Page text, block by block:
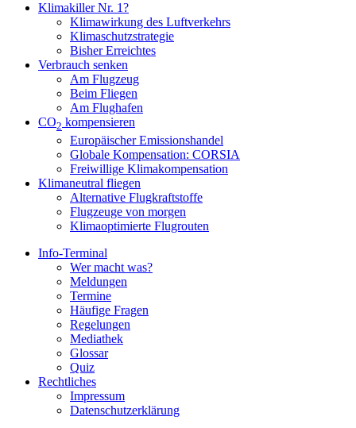
Klimakiller Nr. 1?
Klimawirkung des Luftverkehrs
Klimaschutzstrategie
Bisher Erreichtes
Verbrauch senken
Am Flugzeug
Beim Fliegen
Am Flughafen
CO2 kompensieren
Europäischer Emissionshandel
Globale Kompensation: CORSIA
Freiwillige Klimakompensation
Klimaneutral fliegen
Alternative Flugkraftstoffe
Flugzeuge von morgen
Klimaoptimierte Flugrouten
Info-Terminal
Wer macht was?
Meldungen
Termine
Häufige Fragen
Regelungen
Mediathek
Glossar
Quiz
Rechtliches
Impressum
Datenschutzerklärung